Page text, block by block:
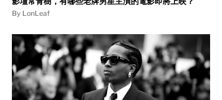
By LonLeaf